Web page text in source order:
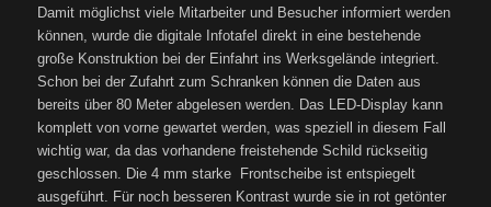
Damit möglichst viele Mitarbeiter und Besucher informiert werden
können, wurde die digitale Infotafel direkt in eine bestehende
große Konstruktion bei der Einfahrt ins Werksgelände integriert.
Schon bei der Zufahrt zum Schranken können die Daten aus
bereits über 80 Meter abgelesen werden. Das LED-Display kann
komplett von vorne gewartet werden, was speziell in diesem Fall
wichtig war, da das vorhandene freistehende Schild rückseitig
geschlossen. Die 4 mm starke Frontscheibe ist entspiegelt
ausgeführt. Für noch besseren Kontrast wurde sie in rot getönter